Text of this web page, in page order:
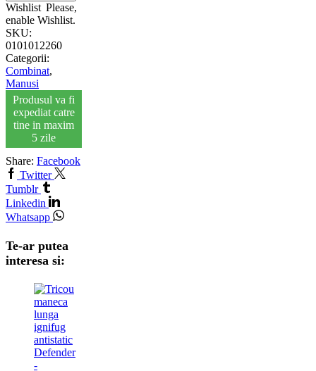
Wishlist Please,
enable Wishlist.
SKU:
0101012260
Categorii:
Combinat,
Manusi
Produsul va fi
expediat catre
tine in maxim
5 zile
Share: Facebook
Twitter
Tumblr
Linkedin
Whatsapp
Te-ar putea
interesa si: